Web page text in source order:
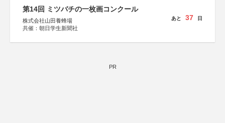
第14回 ミツバチの一枚画コンクール
株式会社山田養蜂場
共催：朝日学生新聞社
あと 37 日
PR